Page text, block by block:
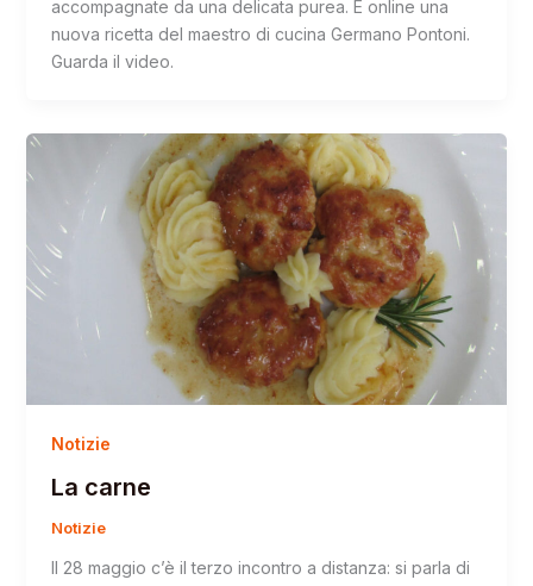
accompagnate da una delicata purea. È online una
nuova ricetta del maestro di cucina Germano Pontoni.
Guarda il video.
Notizie
La carne
Notizie
Il 28 maggio c’è il terzo incontro a distanza: si parla di